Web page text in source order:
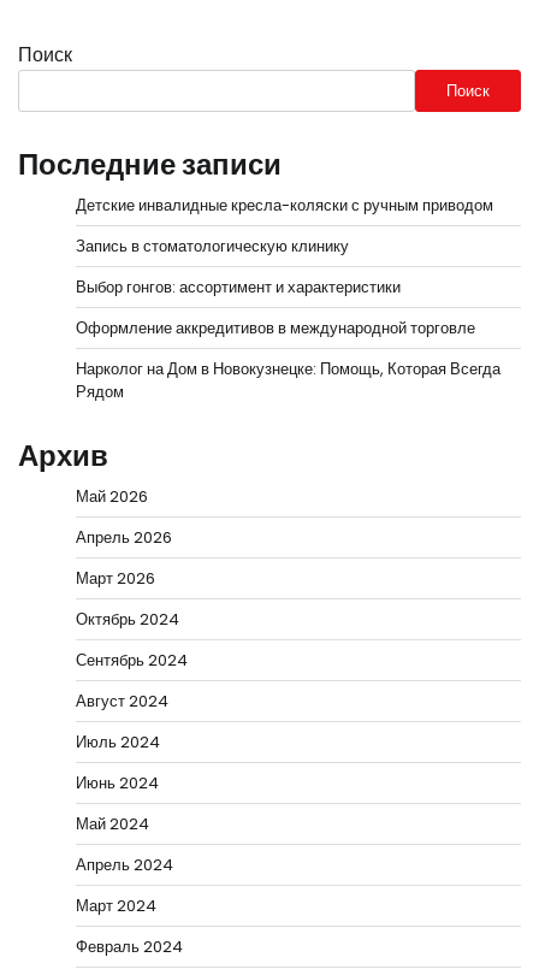
Поиск
Поиск
Последние записи
Детские инвалидные кресла-коляски с ручным приводом
Запись в стоматологическую клинику
Выбор гонгов: ассортимент и характеристики
Оформление аккредитивов в международной торговле
Нарколог на Дом в Новокузнецке: Помощь, Которая Всегда
Рядом
Архив
Май 2026
Апрель 2026
Март 2026
Октябрь 2024
Сентябрь 2024
Август 2024
Июль 2024
Июнь 2024
Май 2024
Апрель 2024
Март 2024
Февраль 2024